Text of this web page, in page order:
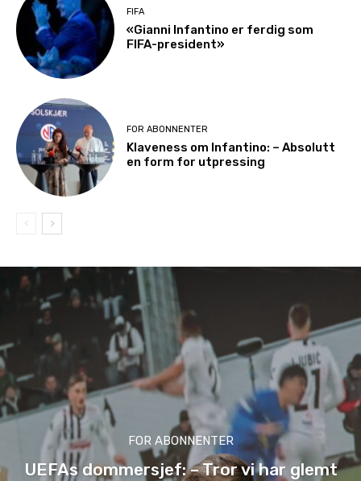
FIFA
«Gianni Infantino er ferdig som
FIFA-president»
FOR ABONNENTER
Klaveness om Infantino: – Absolutt
en form for utpressing
FOR ABONNENTER
UEFAs dommersjef: – Tror vi har glemt